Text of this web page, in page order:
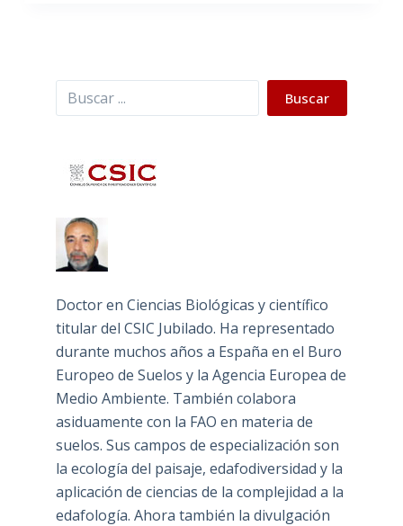
Buscar Buscar
Doctor en Ciencias Biológicas y científico
titular del CSIC Jubilado. Ha representado
durante muchos años a España en el Buro
Europeo de Suelos y la Agencia Europea de
Medio Ambiente. También colabora
asiduamente con la FAO en materia de
suelos. Sus campos de especialización son
la ecología del paisaje, edafodiversidad y la
aplicación de ciencias de la complejidad a la
edafología. Ahora también la divulgación